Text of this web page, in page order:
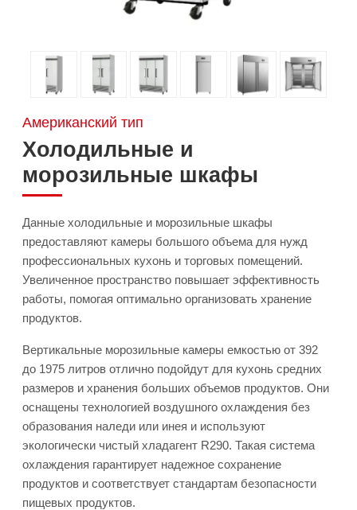
Американский тип
Холодильные и
морозильные шкафы
Данные холодильные и морозильные шкафы
предоставляют камеры большого объема для нужд
профессиональных кухонь и торговых помещений.
Увеличенное пространство повышает эффективность
работы, помогая оптимально организовать хранение
продуктов.
Вертикальные морозильные камеры емкостью от 392
до 1975 литров отлично подойдут для кухонь средних
размеров и хранения больших объемов продуктов. Они
оснащены технологией воздушного охлаждения без
образования наледи или инея и используют
экологически чистый хладагент R290. Такая система
охлаждения гарантирует надежное сохранение
продуктов и соответствует стандартам безопасности
пищевых продуктов.